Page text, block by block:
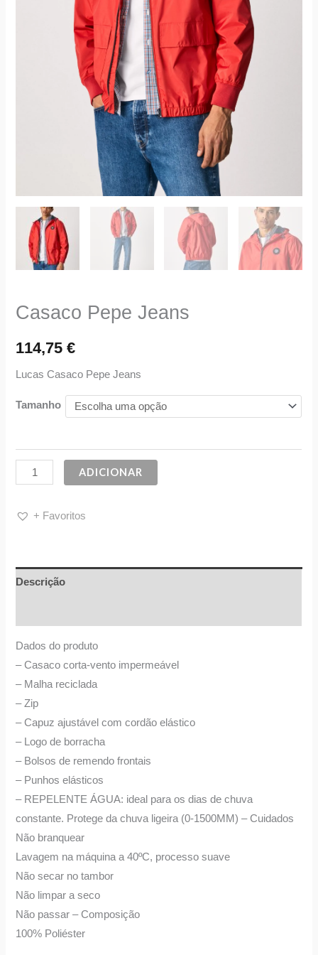
Casaco Pepe Jeans
114,75€
Lucas Casaco Pepe Jeans
Tamanho
ADICIONAR
+ Favoritos
Descrição
Dados do produto
– Casaco corta-vento impermeável
– Malha reciclada
– Zip
– Capuz ajustável com cordão elástico
– Logo de borracha
– Bolsos de remendo frontais
– Punhos elásticos
– REPELENTE ÁGUA: ideal para os dias de chuva
constante. Protege da chuva ligeira (0-1500MM) – Cuidados
Não branquear
Lavagem na máquina a 40ºC, processo suave
Não secar no tambor
Não limpar a seco
Não passar – Composição
100% Poliéster